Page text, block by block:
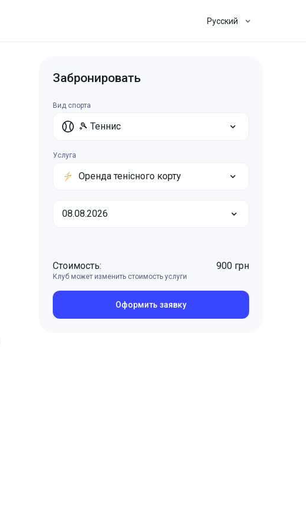
Русский
Забронировать
Вид спорта
🎾 Теннис
Услуга
Оренда тенісного корту
Стоимость: 900 грн
Клуб может изменить стоимость услуги
Оформить заявку